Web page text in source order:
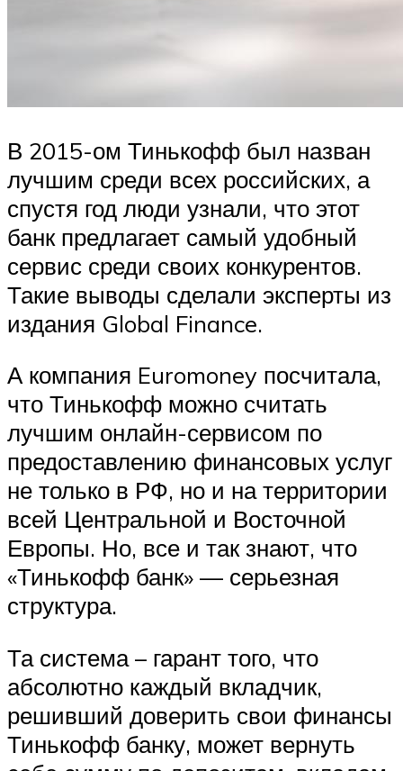
В 2015-ом Тинькофф был назван
лучшим среди всех российских, а
спустя год люди узнали, что этот
банк предлагает самый удобный
сервис среди своих конкурентов.
Такие выводы сделали эксперты из
издания Global Finance.
А компания Euromoney посчитала,
что Тинькофф можно считать
лучшим онлайн-сервисом по
предоставлению финансовых услуг
не только в РФ, но и на территории
всей Центральной и Восточной
Европы. Но, все и так знают, что
«Тинькофф банк» — серьезная
структура.
Та система – гарант того, что
абсолютно каждый вкладчик,
решивший доверить свои финансы
Тинькофф банку, может вернуть